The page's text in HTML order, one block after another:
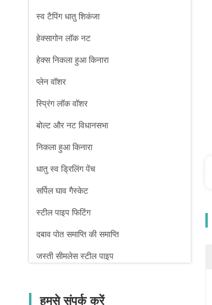
स्व टैपिंग धातु शिकंजा
हेक्सागोन लॉक नट
हेक्स निकला हुआ किनारा
प्लेन वॉशर
स्प्रिंग लॉक वॉशर
बोल्ट और नट विधानसभा
निकला हुआ किनारा
धातु स्व ड्रिलिंग पेंच
सर्पिल घाव गैस्केट
स्टील पाइप फिटिंग
दबाव पोत समाप्ति की समाप्ति
जस्ती सीमलेस स्टील पाइप
कम्प्रेशन स्प्रिंग
हमसे संपर्क करें